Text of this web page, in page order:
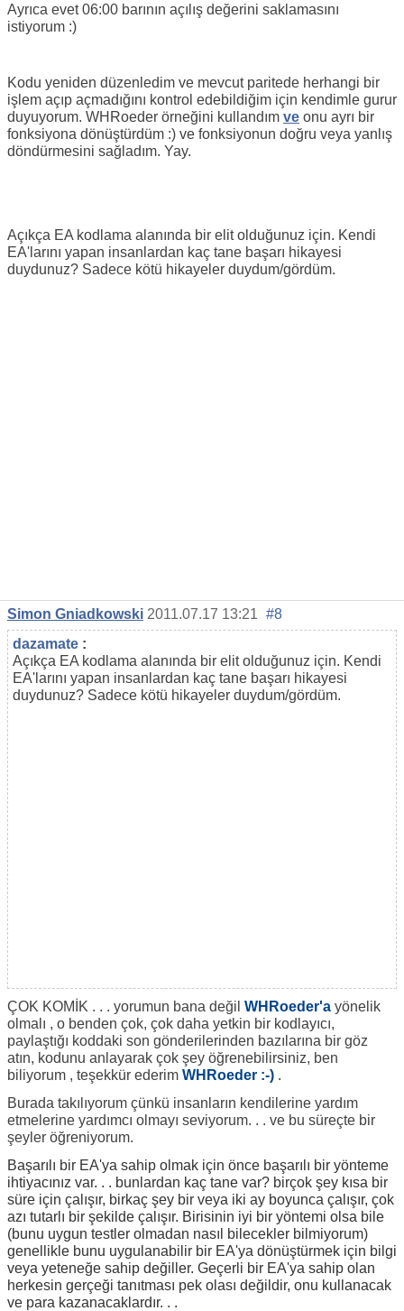
Ayrıca evet 06:00 barının açılış değerini saklamasını
istiyorum :)
Kodu yeniden düzenledim ve mevcut paritede herhangi bir
işlem açıp açmadığını kontrol edebildiğim için kendimle gurur
duyuyorum. WHRoeder örneğini kullandım ve onu ayrı bir
fonksiyona dönüştürdüm :) ve fonksiyonun doğru veya yanlış
döndürmesini sağladım. Yay.
Açıkça EA kodlama alanında bir elit olduğunuz için. Kendi
EA'larını yapan insanlardan kaç tane başarı hikayesi
duydunuz? Sadece kötü hikayeler duydum/gördüm.
Simon Gniadkowski 2011.07.17 13:21 #8
dazamate :
Açıkça EA kodlama alanında bir elit olduğunuz için. Kendi
EA'larını yapan insanlardan kaç tane başarı hikayesi
duydunuz? Sadece kötü hikayeler duydum/gördüm.
ÇOK KOMİK . . . yorumun bana değil WHRoeder'a yönelik
olmalı , o benden çok, çok daha yetkin bir kodlayıcı,
paylaştığı koddaki son gönderilerinden bazılarına bir göz
atın, kodunu anlayarak çok şey öğrenebilirsiniz, ben
biliyorum , teşekkür ederim WHRoeder :-) .
Burada takılıyorum çünkü insanların kendilerine yardım
etmelerine yardımcı olmayı seviyorum. . . ve bu süreçte bir
şeyler öğreniyorum.
Başarılı bir EA'ya sahip olmak için önce başarılı bir yönteme
ihtiyacınız var. . . bunlardan kaç tane var? birçok şey kısa bir
süre için çalışır, birkaç şey bir veya iki ay boyunca çalışır, çok
azı tutarlı bir şekilde çalışır. Birisinin iyi bir yöntemi olsa bile
(bunu uygun testler olmadan nasıl bilecekler bilmiyorum)
genellikle bunu uygulanabilir bir EA'ya dönüştürmek için bilgi
veya yeteneğe sahip değiller. Geçerli bir EA'ya sahip olan
herkesin gerçeği tanıtması pek olası değildir, onu kullanacak
ve para kazanacaklardır. . .